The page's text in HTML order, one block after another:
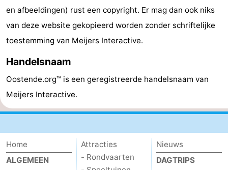
Blankenberge
-
Wenduine
-
De
Haan
-
Bredene
-
Middelkerke
-
Nieuwpoort
-
en afbeeldingen) rust een copyright. Er mag dan ook niks
van deze website gekopieerd worden zonder schriftelijke
toestemming van Meijers Interactive.
Handelsnaam
Oostende.org™ is een geregistreerde handelsnaam van
Meijers Interactive.
Home
ALGEMEEN
Attracties
- Rondvaarten
Nieuws
DAGTRIPS